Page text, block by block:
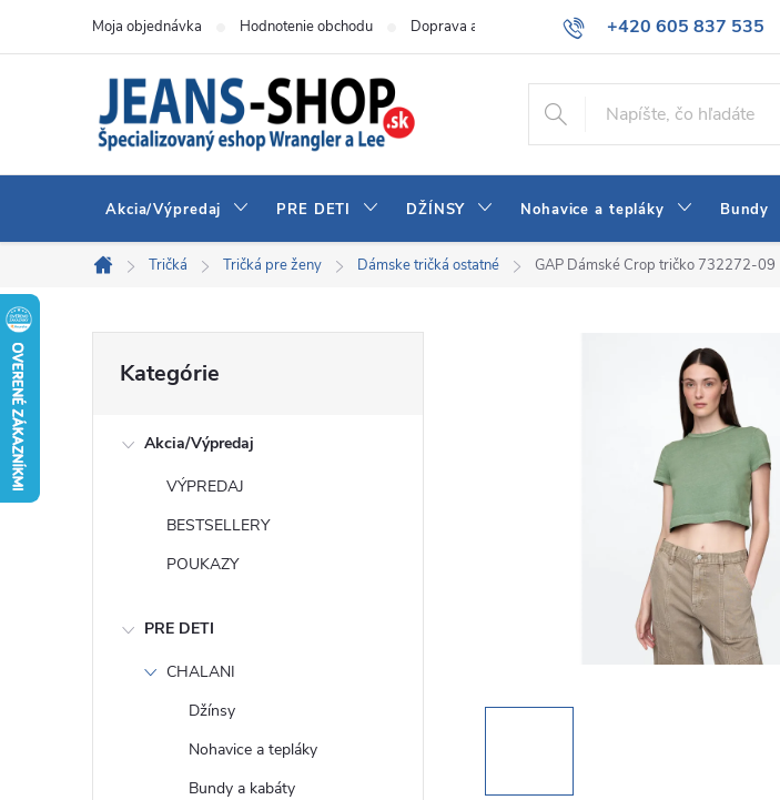
+420 605 837 535
info@jeans-shop.sk
Moja objednávka Hodnotenie obchodu Doprava a platba Všeobecné obchodné podmienky
Akcia/Výpredaj PRE DETI DŽÍNSY Nohavice a tepláky Bundy
Domov
Tričká Tričká pre ženy Dámske tričká ostatné GAP Dámské Crop tričko 732272-09
kategórie
Kategórie
Akcia/Výpredaj
VÝPREDAJ
BESTSELLERY
POUKAZY
PRE DETI
CHALANI
Džínsy
Nohavice a tepláky
Bundy a kabáty